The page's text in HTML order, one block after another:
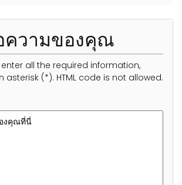
ความของคุณ
all the required information,
asterisk (*). HTML code is not allowed.